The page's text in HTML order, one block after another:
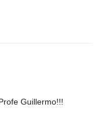
Guillermo!!!